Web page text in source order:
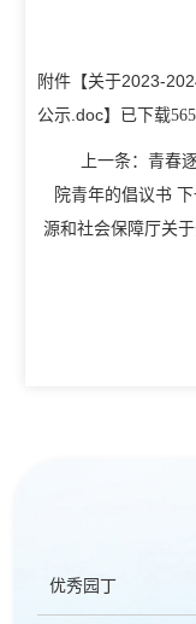
组织机构
教学机构 教
附件【关于2023-
公示.doc】已下载565
上一条： 青春
院青年的倡议书下
源和社会保障厅关
优秀园丁